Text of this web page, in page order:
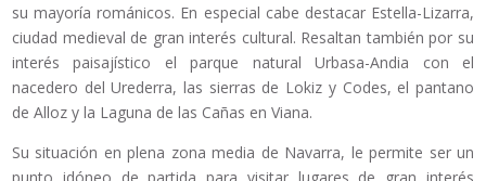
su mayoría románicos. En especial cabe destacar Estella-Lizarra,
ciudad medieval de gran interés cultural. Resaltan también por su
interés paisajístico el parque natural Urbasa-Andia con el
nacedero del Urederra, las sierras de Lokiz y Codes, el pantano
de Alloz y la Laguna de las Cañas en Viana.
Su situación en plena zona media de Navarra, le permite ser un